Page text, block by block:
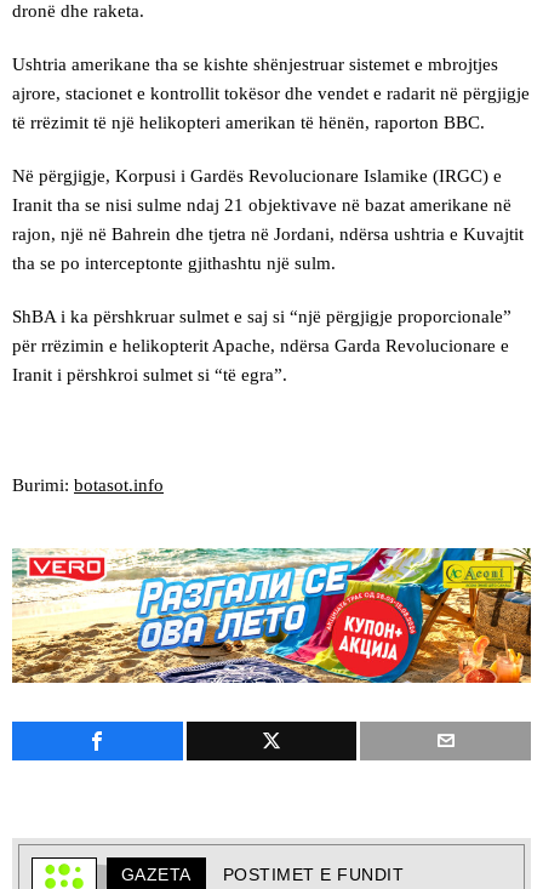
dronë dhe raketa.
Ushtria amerikane tha se kishte shënjestruar sistemet e mbrojtjes
ajrore, stacionet e kontrollit tokësor dhe vendet e radarit në përgjigje
të rrëzimit të një helikopteri amerikan të hënën, raporton BBC.
Në përgjigje, Korpusi i Gardës Revolucionare Islamike (IRGC) e
Iranit tha se nisi sulme ndaj 21 objektivave në bazat amerikane në
rajon, një në Bahrein dhe tjetra në Jordani, ndërsa ushtria e Kuvajtit
tha se po interceptonte gjithashtu një sulm.
ShBA i ka përshkruar sulmet e saj si “një përgjigje proporcionale”
për rrëzimin e helikopterit Apache, ndërsa Garda Revolucionare e
Iranit i përshkroi sulmet si “të egra”.
Burimi: botasot.info
GAZETA POSTIMET E FUNDIT